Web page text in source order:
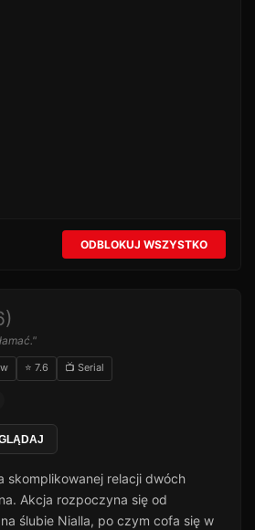
ODBLOKUJ WSZYSTKO
⭐ 7.6 📺 Serial
skomplikowanej relacji dwóch
Akcja rozpoczyna się od
ślubie Nialla, po czym cofa się w